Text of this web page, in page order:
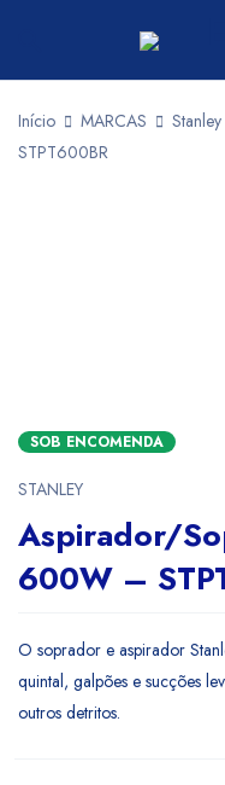
Início MARCAS Stanley
STPT600BR
SOB ENCOMENDA
STANLEY
Aspirador/
600W –
O soprador e aspirador
quintal, galpões e sucções
outros detritos.